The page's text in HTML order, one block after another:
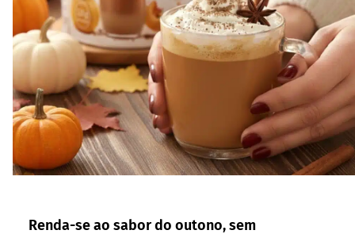
Renda-se ao sabor do outono, sem